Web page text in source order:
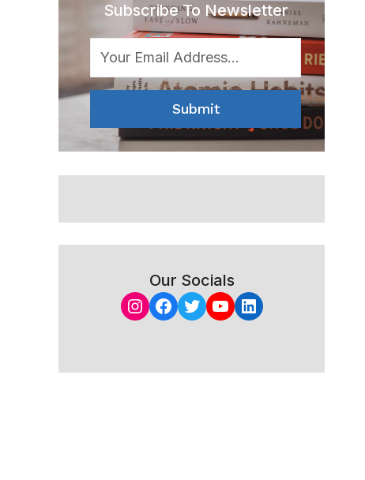
Subscribe To Newsletter
Submit
Our Socials
Instagram
Facebook
Twitter
YouTube
LinkedIn